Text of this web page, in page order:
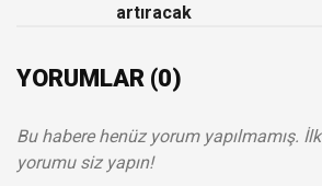
artıracak
YORUMLAR (0)
Bu habere henüz yorum yapılmamış. İlk
yorumu siz yapın!